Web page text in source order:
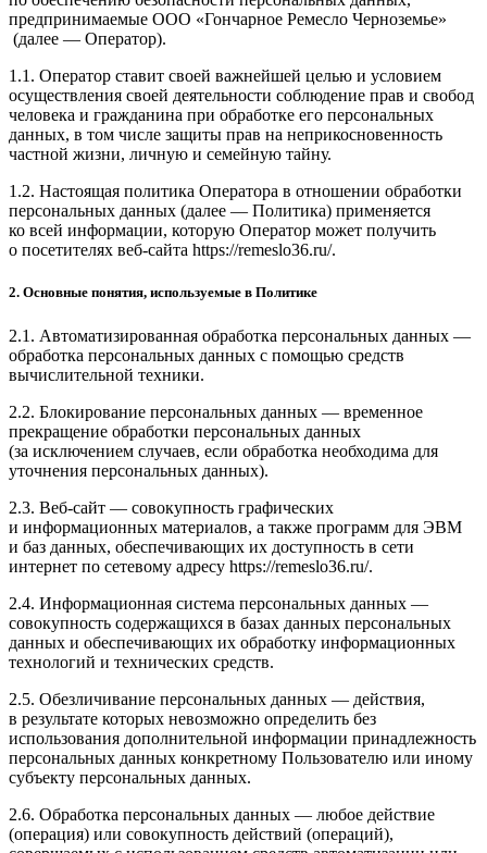
предпринимаемые ООО «Гончарное Ремесло Черноземье»
(далее — Оператор).
1.1. Оператор ставит своей важнейшей целью и условием
осуществления своей деятельности соблюдение прав и свобод
человека и гражданина при обработке его персональных
данных, в том числе защиты прав на неприкосновенность
частной жизни, личную и семейную тайну.
1.2. Настоящая политика Оператора в отношении обработки
персональных данных (далее — Политика) применяется
ко всей информации, которую Оператор может получить
о посетителях веб-сайта https://remeslo36.ru/.
2. Основные понятия, используемые в Политике
2.1. Автоматизированная обработка персональных данных —
обработка персональных данных с помощью средств
вычислительной техники.
2.2. Блокирование персональных данных — временное
прекращение обработки персональных данных
(за исключением случаев, если обработка необходима для
уточнения персональных данных).
2.3. Веб-сайт — совокупность графических
и информационных материалов, а также программ для ЭВМ
и баз данных, обеспечивающих их доступность в сети
интернет по сетевому адресу https://remeslo36.ru/.
2.4. Информационная система персональных данных —
совокупность содержащихся в базах данных персональных
данных и обеспечивающих их обработку информационных
технологий и технических средств.
2.5. Обезличивание персональных данных — действия,
в результате которых невозможно определить без
использования дополнительной информации принадлежность
персональных данных конкретному Пользователю или иному
субъекту персональных данных.
2.6. Обработка персональных данных — любое действие
(операция) или совокупность действий (операций),